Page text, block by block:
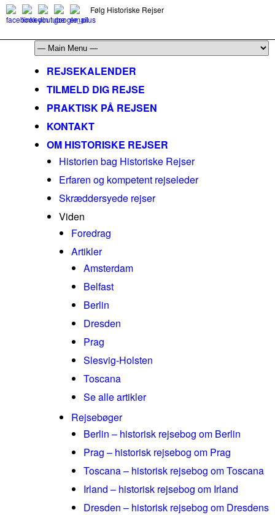
Følg Historiske Rejser
REJSEKALENDER
TILMELD DIG REJSE
PRAKTISK PÅ REJSEN
KONTAKT
OM HISTORISKE REJSER
Historien bag Historiske Rejser
Erfaren og kompetent rejseleder
Skræddersyede rejser
Viden
Foredrag
Artikler
Amsterdam
Belfast
Berlin
Dresden
Prag
Slesvig-Holsten
Toscana
Se alle artikler
Rejsebøger
Berlin – historisk rejsebog om Berlin
Prag – historisk rejsebog om Prag
Toscana – historisk rejsebog om Toscana
Irland – historisk rejsebog om Irland
Dresden – historisk rejsebog om Dresdens